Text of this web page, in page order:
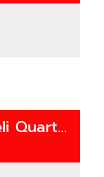
Concert "Schwizer Örgeli Quartett"